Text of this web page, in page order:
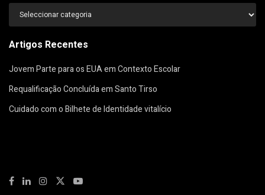
Categorias
Artigos Recentes
Jovem Parte para os EUA em Contexto Escolar
Requalificação Concluída em Santo Tirso
Cuidado com o Bilhete de Identidade vitalício